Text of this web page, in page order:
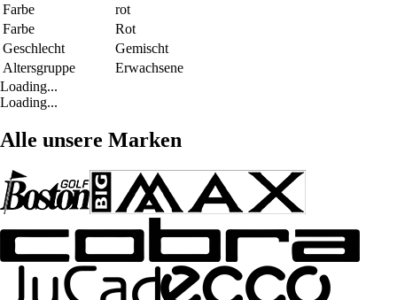
Farbe
rot
Farbe
Rot
Geschlecht
Gemischt
Altersgruppe
Erwachsene
Loading...
Loading...
Alle unsere Marken